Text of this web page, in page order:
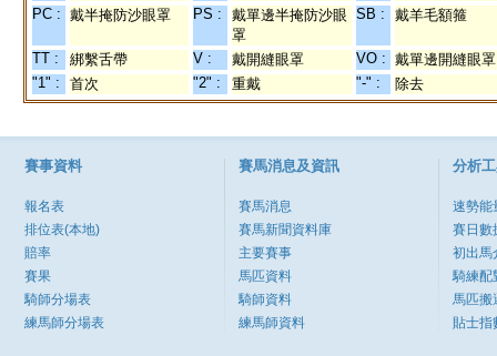
PC : 戴半掩防沙眼罩 PS :
戴單邊半掩防沙眼
罩
SB : 戴羊毛額箍
TT : 綁繫舌帶 V : 戴開縫眼罩 VO : 戴單邊開縫眼罩
"1" :
首次 "2" : 重戴 "-" : 除去
賽事資料
報名表
排位表(本地)
賠率
賽果
騎師分場表
練馬師分場表
賽馬消息及資訊
賽馬消息
賽馬新聞資料庫
主要賽事
馬匹資料
騎師資料
練馬師資料
分析
速勢能
賽日數
初出馬
騎練配
馬匹搬
貼士指